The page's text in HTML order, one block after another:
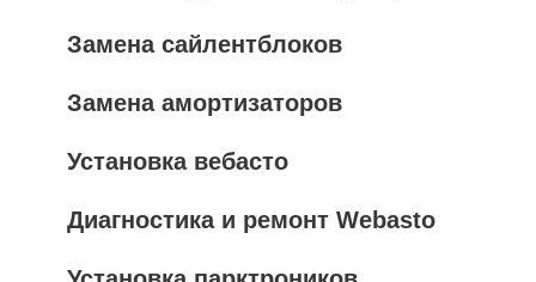
Замена сайлентблоков
Замена амортизаторов
Установка вебасто
Диагностика и ремонт Webasto